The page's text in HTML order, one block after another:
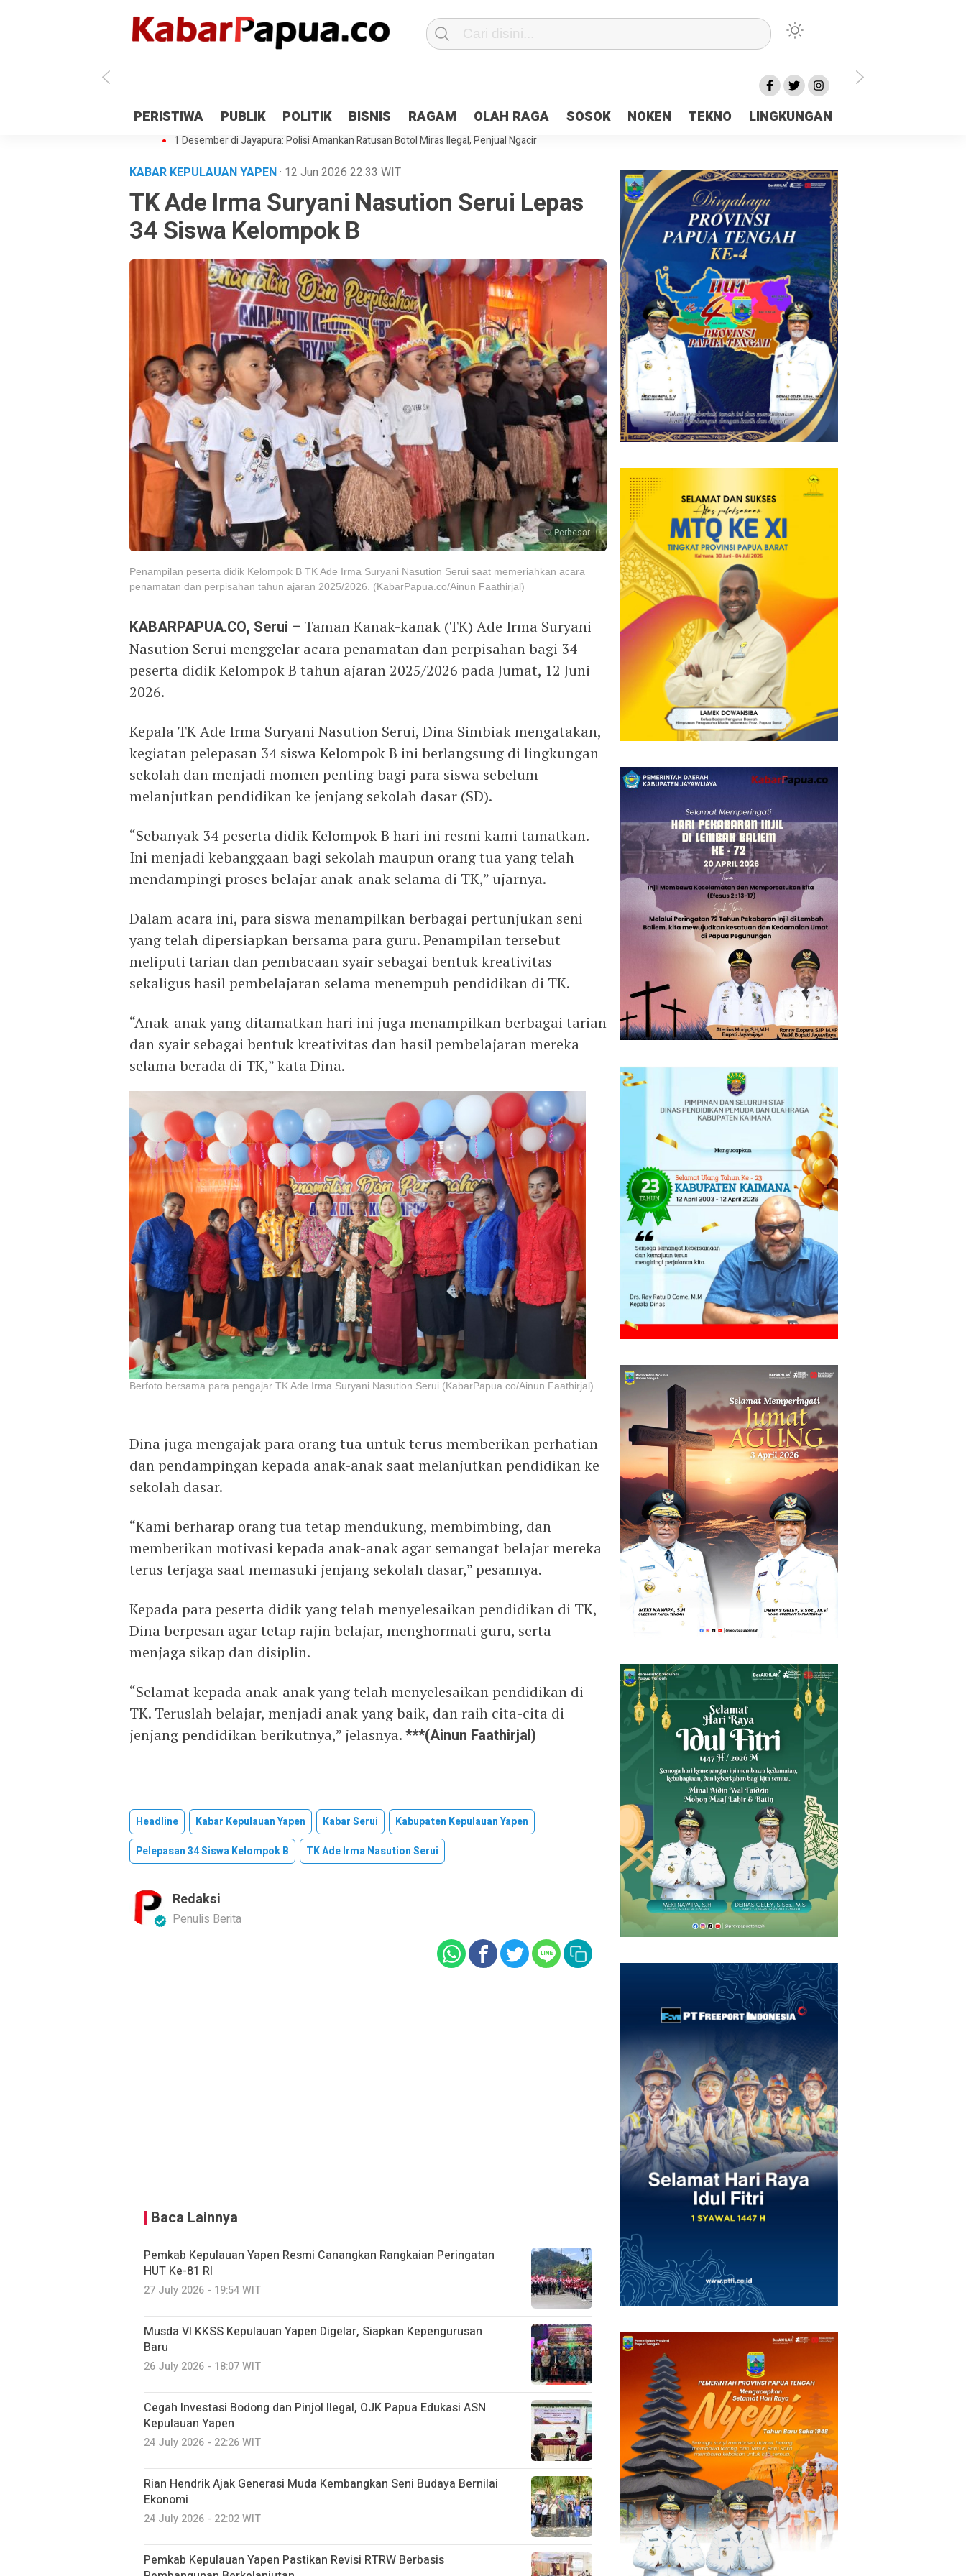
PERISTIWA PUBLIK POLITIK BISNIS RAGAM OLAH RAGA SOSOK NOKEN TEKNO LINGKUNGAN
Antisipasi 1 Desember, TNI Polri Patroli 2×24 jam di Kota Jayapura
Pesan Sejuk Polri di Deklarasi Pemilu Ceria Tanah Papua
Gedung Perpustakaan SMPN 5 Sentani Terbakar
Hibah Pilkada Jayapura Cair 10 Persen, Deposit Kas Daerah Rp23 Miliar Disorot
1 Desember di Jayapura: Polisi Amankan Ratusan Botol Miras Ilegal, Penjual Ngacir
KABAR KEPULAUAN YAPEN· 12 Jun 2026 22:33 WIT
TK Ade Irma Suryani Nasution Serui Lepas
34 Siswa Kelompok B
Perbesar
Penampilan peserta didik Kelompok B TK Ade Irma Suryani Nasution Serui saat memeriahkan acara
penamatan dan perpisahan tahun ajaran 2025/2026. (KabarPapua.co/Ainun Faathirjal)
KABARPAPUA.CO, Serui – Taman Kanak-kanak (TK) Ade Irma Suryani
Nasution Serui menggelar acara penamatan dan perpisahan bagi 34
peserta didik Kelompok B tahun ajaran 2025/2026 pada Jumat, 12 Juni
2026.
Kepala TK Ade Irma Suryani Nasution Serui, Dina Simbiak mengatakan,
kegiatan pelepasan 34 siswa Kelompok B ini berlangsung di lingkungan
sekolah dan menjadi momen penting bagi para siswa sebelum
melanjutkan pendidikan ke jenjang sekolah dasar (SD).
“Sebanyak 34 peserta didik Kelompok B hari ini resmi kami tamatkan.
Ini menjadi kebanggaan bagi sekolah maupun orang tua yang telah
mendampingi proses belajar anak-anak selama di TK,” ujarnya.
Dalam acara ini, para siswa menampilkan berbagai pertunjukan seni
yang telah dipersiapkan bersama para guru. Penampilan tersebut
meliputi tarian dan pembacaan syair sebagai bentuk kreativitas
sekaligus hasil pembelajaran selama menempuh pendidikan di TK.
“Anak-anak yang ditamatkan hari ini juga menampilkan berbagai tarian
dan syair sebagai bentuk kreativitas dan hasil pembelajaran mereka
selama berada di TK,” kata Dina.
Berfoto bersama para pengajar TK Ade Irma Suryani Nasution Serui (KabarPapua.co/Ainun Faathirjal)
Dina juga mengajak para orang tua untuk terus memberikan perhatian
dan pendampingan kepada anak-anak saat melanjutkan pendidikan ke
sekolah dasar.
“Kami berharap orang tua tetap mendukung, membimbing, dan
memberikan motivasi kepada anak-anak agar semangat belajar mereka
terus terjaga saat memasuki jenjang sekolah dasar,” pesannya.
Kepada para peserta didik yang telah menyelesaikan pendidikan di TK,
Dina berpesan agar tetap rajin belajar, menghormati guru, serta
menjaga sikap dan disiplin.
“Selamat kepada anak-anak yang telah menyelesaikan pendidikan di
TK. Teruslah belajar, menjadi anak yang baik, dan raih cita-cita di
jenjang pendidikan berikutnya,” jelasnya.***(Ainun Faathirjal)
Headline Kabar Kepulauan Yapen Kabar Serui
Kabupaten Kepulauan Yapen
Pelepasan 34 Siswa Kelompok B
TK Ade Irma Nasution Serui
Redaksi
Penulis Berita
Baca Lainnya
Pemkab Kepulauan Yapen Resmi Canangkan Rangkaian Peringatan
HUT Ke-81 RI
27 July 2026 - 19:54 WIT
Musda VI KKSS Kepulauan Yapen Digelar, Siapkan Kepengurusan
Baru
26 July 2026 - 18:07 WIT
Cegah Investasi Bodong dan Pinjol Ilegal, OJK Papua Edukasi ASN
Kepulauan Yapen
24 July 2026 - 22:26 WIT
Rian Hendrik Ajak Generasi Muda Kembangkan Seni Budaya Bernilai
Ekonomi
24 July 2026 - 22:02 WIT
Pemkab Kepulauan Yapen Pastikan Revisi RTRW Berbasis